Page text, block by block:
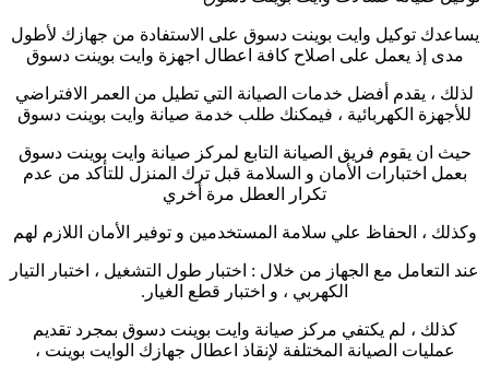
يساعدك توكيل وايت بوينت دسوق على الاستفادة من جهازك لأطول
مدى إذ يعمل على اصلاح كافة اعطال اجهزة وايت بوينت دسوق
لذلك ، يقدم أفضل خدمات الصيانة التي تطيل من العمر الافتراضي
للأجهزة الكهربائية ، فيمكنك طلب خدمة صيانة وايت بوينت دسوق
حيث ان يقوم فريق الصيانة التابع لمركز صيانة وايت بوينت دسوق
بعمل اختبارات الأمان و السلامة قبل ترك المنزل للتأكد من عدم
تكرار العطل مرة أخري
وكذلك ، الحفاظ علي سلامة المستخدمين و توفير الأمان اللازم لهم
عند التعامل مع الجهاز من خلال : اختبار طول التشغيل ، اختبار التيار
الكهربي ، و اختبار قطع الغيار .
كذلك ، لم يكتفي مركز صيانة وايت بوينت دسوق بمجرد تقديم
عمليات الصيانة المختلفة لإنقاذ اعطال جهازك الوايت بوينت ،